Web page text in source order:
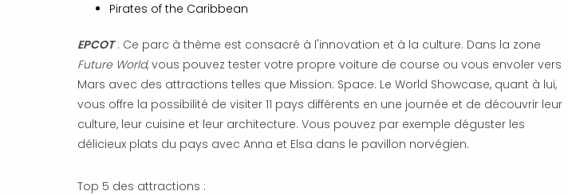
Pirates of the Caribbean
EPCOT: Ce parc à thème est consacré à l'innovation et à la culture. Dans la zone
Future World, vous pouvez tester votre propre voiture de course ou vous envoler vers
Mars avec des attractions telles que Mission: Space. Le World Showcase, quant à lui,
vous offre la possibilité de visiter 11 pays différents en une journée et de découvrir leur
culture, leur cuisine et leur architecture. Vous pouvez par exemple déguster les
délicieux plats du pays avec Anna et Elsa dans le pavillon norvégien.
Top 5 des attractions :